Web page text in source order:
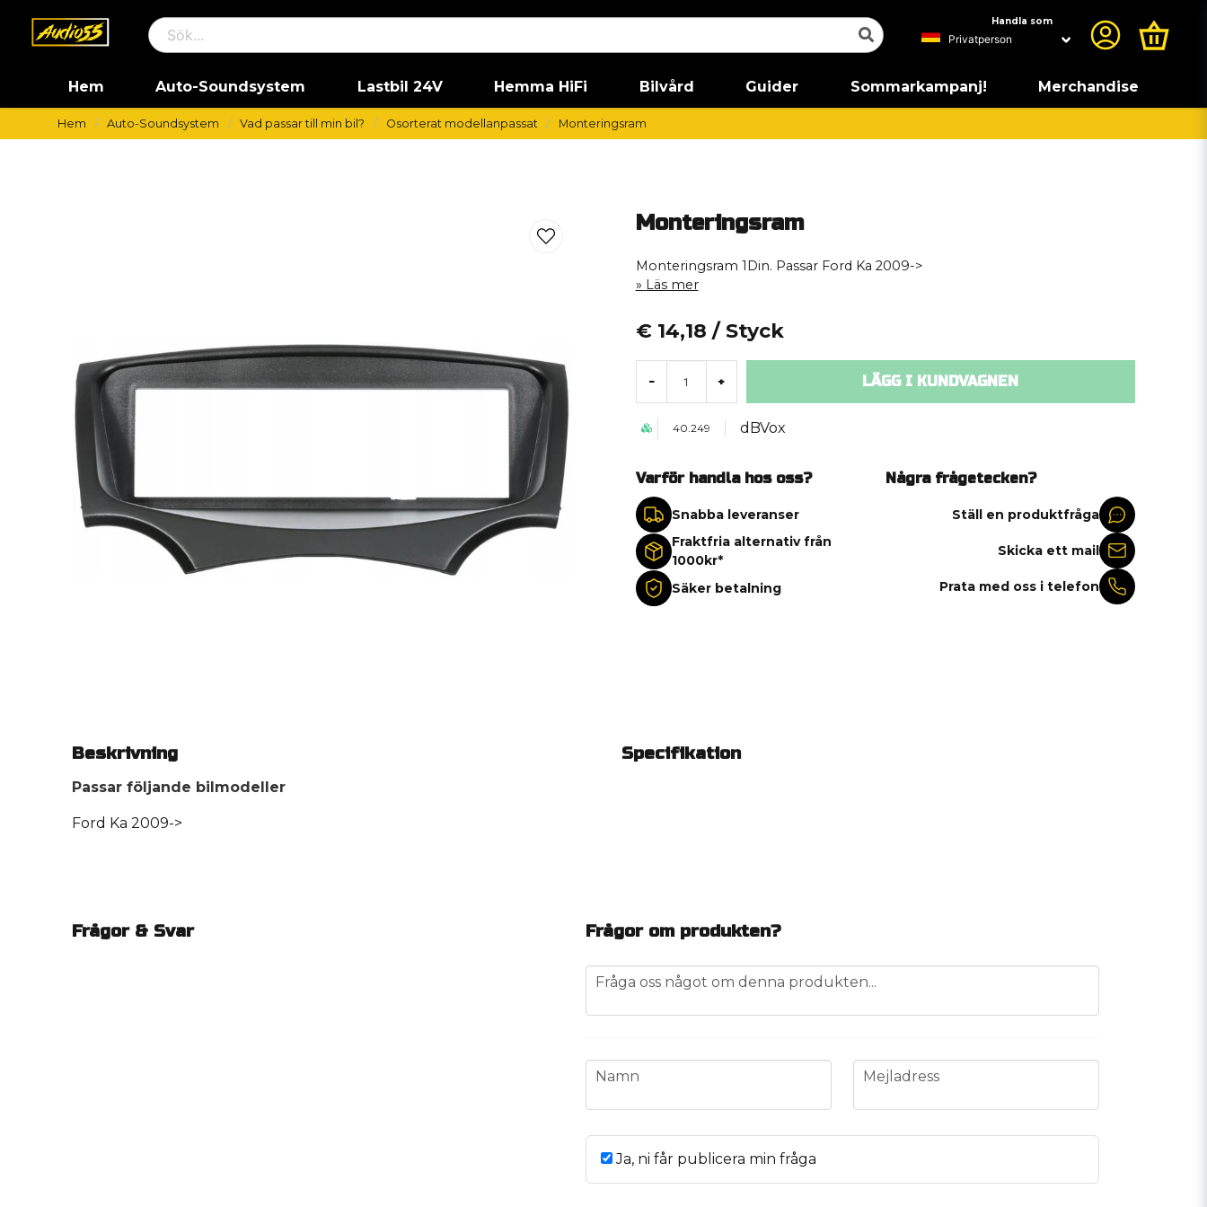
Handla som
Hem Auto-Soundsystem Lastbil 24V Hemma HiFi Bilvård Guider Sommarkampanj! Merchandise
Hem Auto-Soundsystem Vad passar till min bil? Osorterat modellanpassat Monteringsram
Monteringsram
Monteringsram 1Din. Passar Ford Ka 2009->
Läs mer
€ 14,18 / Styck
- + LÄGG I KUNDVAGNEN
40.249 dBVox
Varför handla hos oss?
Snabba leveranser
Fraktfria alternativ från
1000kr*
Säker betalning
Några frågetecken?
Ställ en produktfråga
Skicka ett mail
Prata med oss i telefon
Beskrivning
Passar följande bilmodeller
Ford Ka 2009->
Specifikation
Frågor & Svar Frågor om produkten?
question
Fråga oss något om denna produkten...
name
Namn email
Mejladress
Ja, ni får publicera min fråga